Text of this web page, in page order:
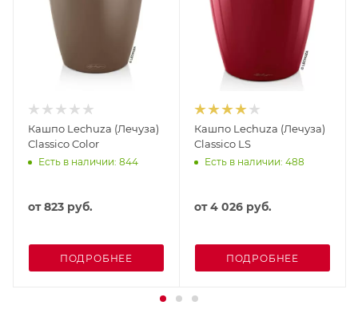
Кашпо Lechuza (Лечуза)
Classico Color
Есть в наличии: 844
от823 руб.
ПОДРОБНЕЕ
Кашпо Lechuza (Лечуза)
Classico LS
Есть в наличии: 488
от4 026 руб.
ПОДРОБНЕЕ